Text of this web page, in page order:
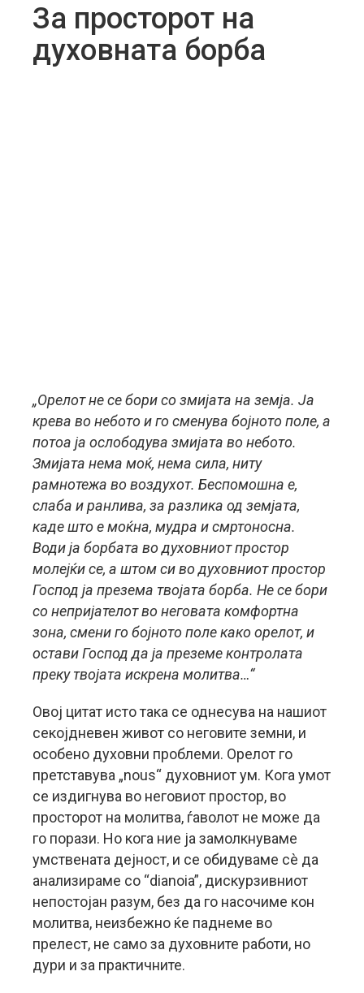
За просторот на
духовната борба
„Орелот не се бори со змијата на земја. Ја
крева во небото и го сменува бојното поле, а
потоа ја ослободува змијата во небото.
Змијата нема моќ, нема сила, ниту
рамнотежа во воздухот. Беспомошна е,
слаба и ранлива, за разлика од земјата,
каде што е моќна, мудра и смртоносна.
Води ја борбата во духовниот простор
молејќи се, а штом си во духовниот простор
Господ ја презема твојата борба. Не се бори
со непријателот во неговата комфортна
зона, смени го бојното поле како орелот, и
остави Господ да ја преземе контролата
преку твојата искрена молитва…“
Овој цитат исто така се однесува на нашиот
секојдневен живот со неговите земни, и
особено духовни проблеми. Орелот го
претставува „nous“ духовниот ум. Кога умот
се издигнува во неговиот простор, во
просторот на молитва, ѓаволот не може да
го порази. Но кога ние ја замолкнуваме
умствената дејност, и се обидуваме сè да
анализираме со “dianoia”, дискурзивниот
непостојан разум, без да го насочиме кон
молитва, неизбежно ќе паднеме во
прелест, не само за духовните работи, но
дури и за практичните.